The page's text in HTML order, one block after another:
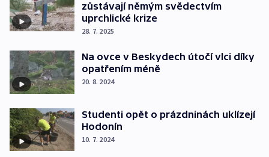
zůstávají němým svědectvím
uprchlické krize
28. 7. 2025
Na ovce v Beskydech útočí vlci díky
opatřením méně
20. 8. 2024
Studenti opět o prázdninách uklízejí
Hodonín
10. 7. 2024